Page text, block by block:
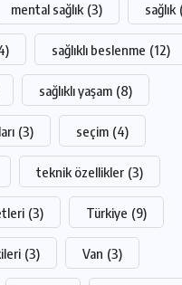
mental sağlık (3) sağlık
sağlıklı beslenme (12)
sağlıklı yaşam (8)
(3) seçim (4)
teknik özellikler (3)
(3) Türkiye (9)
(3) Van (3)